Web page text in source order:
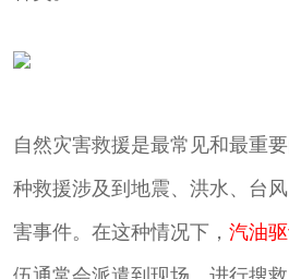
自然灾害救援是最常见和最重
种救援涉及到地震、洪水、台
害事件。在这种情况下， 汽油